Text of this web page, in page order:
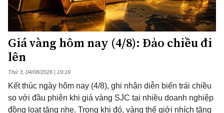
Giá vàng hôm nay (4/8): Đảo chiều đi
lên
Thứ 3, 04/08/2026 | 19:16
Kết thúc ngày hôm nay (4/8), ghi nhận diễn biến trái chiều
so với đầu phiên khi giá vàng SJC tại nhiều doanh nghiệp
đồng loạt tăng nhẹ. Trong khi đó, vàng thế giới nhích tăng